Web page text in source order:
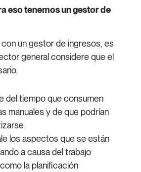
eso tenemos un gestor de
un gestor de ingresos, es
general considere que el
del tiempo que consumen
manuales y de que podrían
los aspectos que se están
a causa del trabajo
la planificación